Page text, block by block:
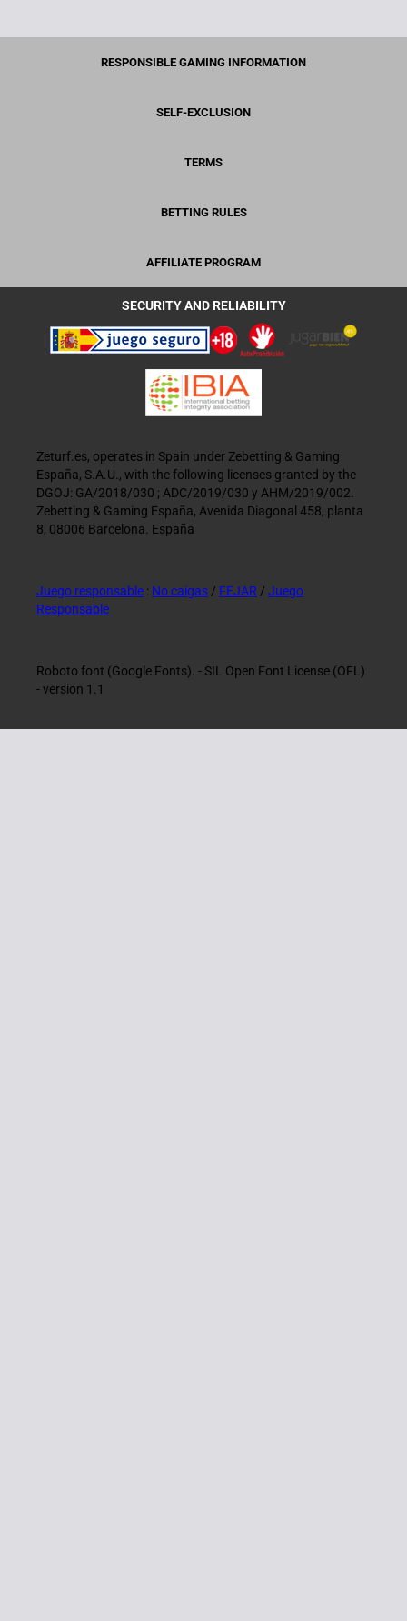
RESPONSIBLE GAMING INFORMATION
SELF-EXCLUSION
TERMS
BETTING RULES
AFFILIATE PROGRAM
SECURITY AND RELIABILITY
Zeturf.es, operates in Spain under Zebetting & Gaming
España, S.A.U., with the following licenses granted by the
DGOJ: GA/2018/030 ; ADC/2019/030 y AHM/2019/002.
Zebetting & Gaming España, Avenida Diagonal 458, planta
8, 08006 Barcelona. España
Juego responsable : No caigas / FEJAR / Juego
Responsable
Roboto font (Google Fonts). - SIL Open Font License (OFL)
- version 1.1